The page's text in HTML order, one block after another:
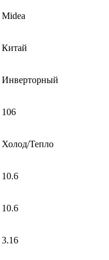
Midea
Китай
Инверторный
106
Холод/Тепло
10.6
10.6
3.16